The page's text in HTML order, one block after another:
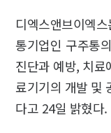
디엑스앤브이엑
통기업인 구주통
진단과 예방, 치료
료기기의 개발 및
다고 24일 밝혔다.